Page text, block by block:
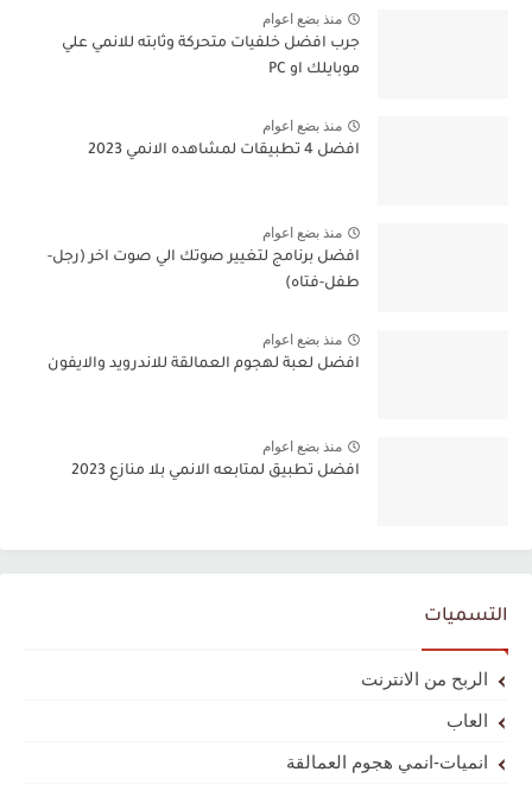
منذ بضع اعوام
جرب افضل خلفيات متحركة وثابته للانمي علي
موبايلك او PC
منذ بضع اعوام
افضل 4 تطبيقات لمشاهده الانمي 2023
منذ بضع اعوام
افضل برنامج لتغيير صوتك الي صوت اخر (رجل-
طفل-فتاه)
منذ بضع اعوام
افضل لعبة لهجوم العمالقة للاندرويد والايفون
منذ بضع اعوام
افضل تطبيق لمتابعه الانمي بلا منازع 2023
التسميات
الربح من الانترنت
العاب
انميات-انمي هجوم العمالقة